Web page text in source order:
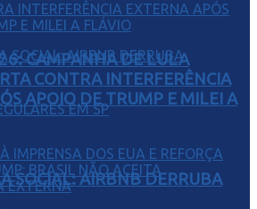
SOCIAL: AIRBNB DERRUBA
CAMPANHA DE LULA
CONTRA INTERFERÊNCIA
APOIO DE TRUMP E MILEI A